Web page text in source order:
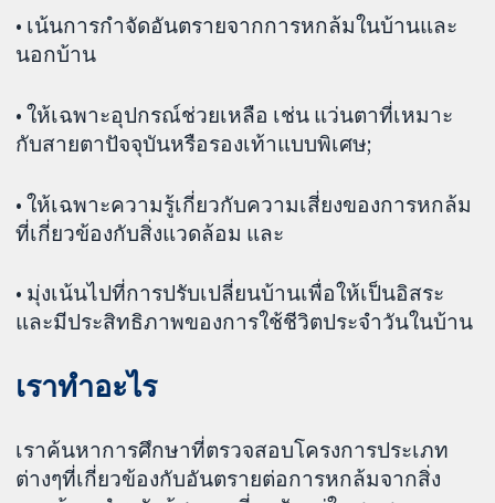
• เน้นการกำจัดอันตรายจากการหกล้มในบ้านและ
นอกบ้าน
• ให้เฉพาะอุปกรณ์ช่วยเหลือ เช่น แว่นตาที่เหมาะ
กับสายตาปัจจุบันหรือรองเท้าแบบพิเศษ;
• ให้เฉพาะความรู้เกี่ยวกับความเสี่ยงของการหกล้ม
ที่เกี่ยวข้องกับสิ่งแวดล้อม และ
• มุ่งเน้นไปที่การปรับเปลี่ยนบ้านเพื่อให้เป็นอิสระ
และมีประสิทธิภาพของการใช้ชีวิตประจำวันในบ้าน
เราทำอะไร
เราค้นหาการศึกษาที่ตรวจสอบโครงการประเภท
ต่างๆที่เกี่ยวข้องกับอันตรายต่อการหกล้มจากสิ่ง